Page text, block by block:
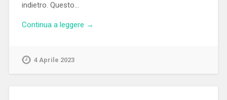
indietro. Questo…
Continua a leggere →
4 Aprile 2023